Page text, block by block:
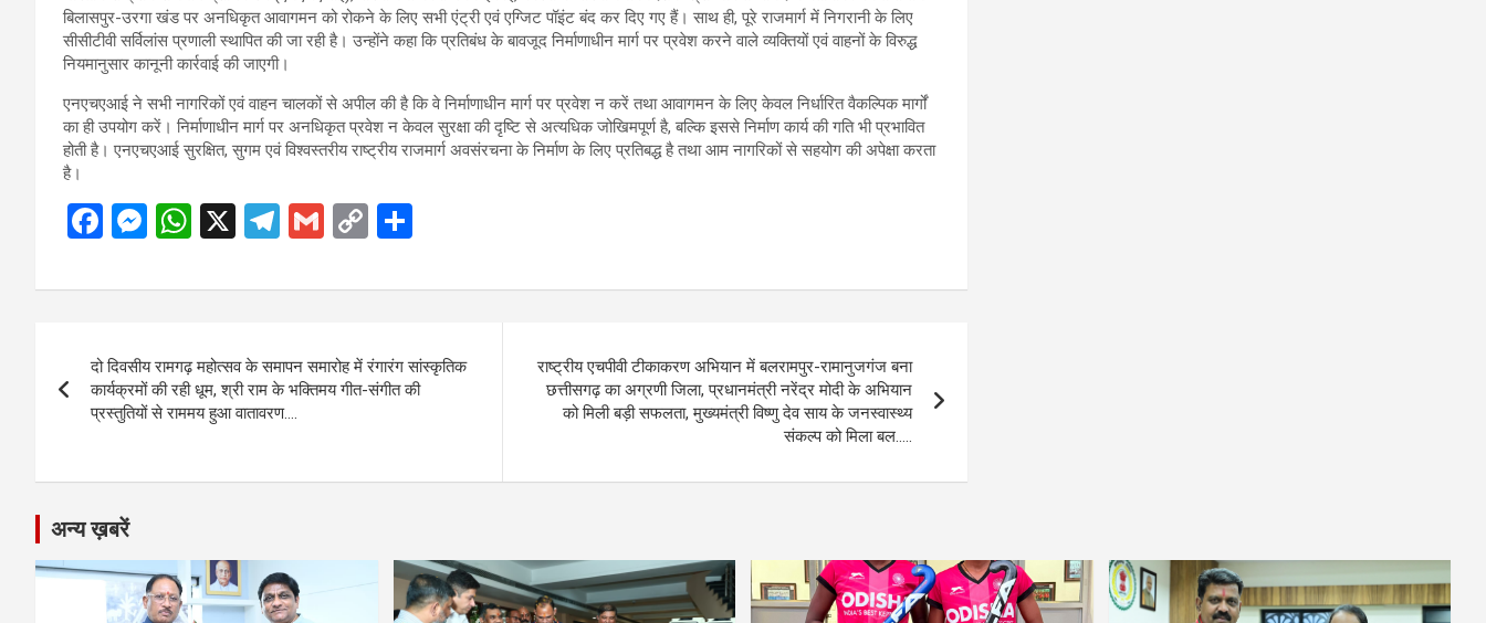
बिलासपुर-उरगा खंड पर अनधिकृत आवागमन को रोकने के लिए सभी एंट्री एवं एग्जिट पॉइंट बंद कर दिए गए हैं। साथ ही, पूरे राजमार्ग में निगरानी के लिए
सीसीटीवी सर्विलांस प्रणाली स्थापित की जा रही है। उन्होंने कहा कि प्रतिबंध के बावजूद निर्माणाधीन मार्ग पर प्रवेश करने वाले व्यक्तियों एवं वाहनों के विरुद्ध
नियमानुसार कानूनी कार्रवाई की जाएगी।
एनएचएआई ने सभी नागरिकों एवं वाहन चालकों से अपील की है कि वे निर्माणाधीन मार्ग पर प्रवेश न करें तथा आवागमन के लिए केवल निर्धारित वैकल्पिक मार्गों
का ही उपयोग करें। निर्माणाधीन मार्ग पर अनधिकृत प्रवेश न केवल सुरक्षा की दृष्टि से अत्यधिक जोखिमपूर्ण है, बल्कि इससे निर्माण कार्य की गति भी प्रभावित
होती है। एनएचएआई सुरक्षित, सुगम एवं विश्वस्तरीय राष्ट्रीय राजमार्ग अवसंरचना के निर्माण के लिए प्रतिबद्ध है तथा आम नागरिकों से सहयोग की अपेक्षा करता
है।
F
ce
o
o
k
M
se
g
er
W
at
A
p
p
X
T
e
a
m
G
ail
C
py
n
k
ar
navigation
दो दिवसीय रामगढ़ महोत्सव के समापन समारोह में रंगारंग सांस्कृतिक
कार्यक्रमों की रही धूम, श्री राम के भक्तिमय गीत-संगीत की
प्रस्तुतियों से राममय हुआ वातावरण….
राष्ट्रीय एचपीवी टीकाकरण अभियान में बलरामपुर-रामानुजगंज बना
छत्तीसगढ़ का अग्रणी जिला, प्रधानमंत्री नरेंद्र मोदी के अभियान
को मिली बड़ी सफलता, मुख्यमंत्री विष्णु देव साय के जनस्वास्थ्य
संकल्प को मिला बल…..
अन्य ख़बरें